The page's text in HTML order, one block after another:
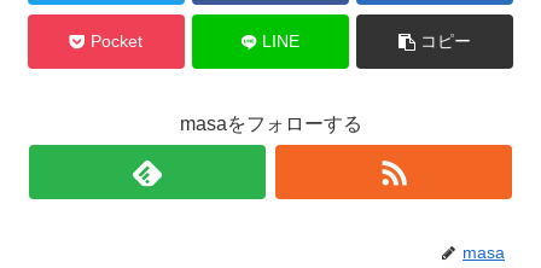
Pocket LINE コピー
masaをフォローする
masa